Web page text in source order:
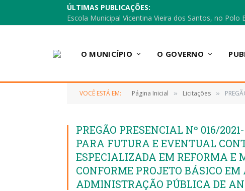
ÚLTIMAS PUBLICAÇÕES:
O MUNICÍPIO O GOVERNO
VOCÊ ESTÁ EM: Página Inicial » Licitações » PREGÃO
PREGÃO PRESENCIAL Nº 016/
PARA FUTURA E EVENTUAL
ESPECIALIZADA EM REFORMA E
CONFORME PROJETO BÁSICO
ADMINISTRAÇÃO PÚBLICA DE